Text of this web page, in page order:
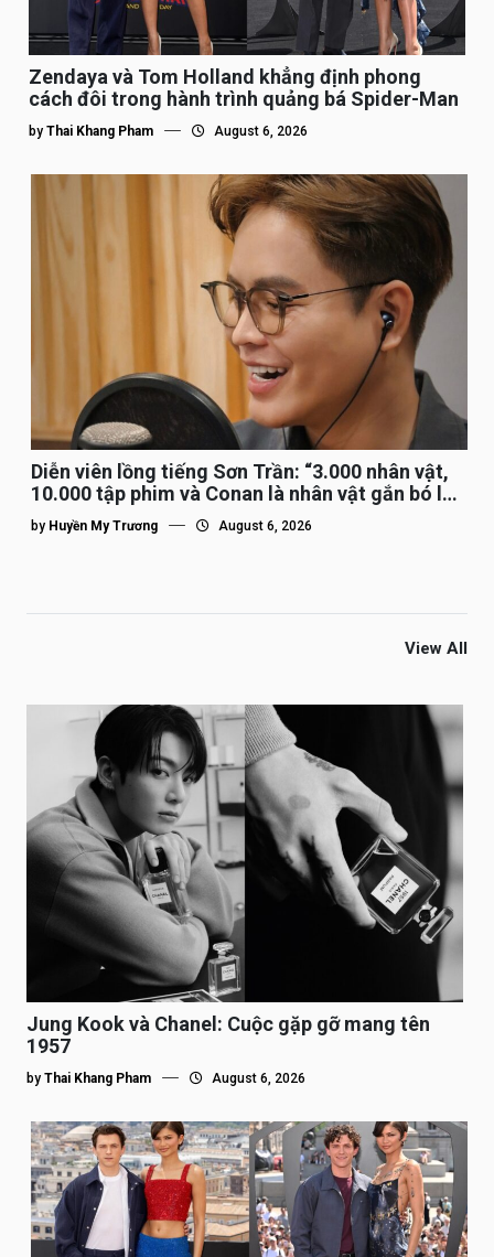
Zendaya và Tom Holland khẳng định phong
cách đôi trong hành trình quảng bá Spider-Man
by Thai Khang Pham August 6, 2026
Diễn viên lồng tiếng Sơn Trần: “3.000 nhân vật,
10.000 tập phim và Conan là nhân vật gắn bó lâu
nhất”
by Huyền My Trương August 6, 2026
View All
Jung Kook và Chanel: Cuộc gặp gỡ mang tên
1957
by Thai Khang Pham August 6, 2026